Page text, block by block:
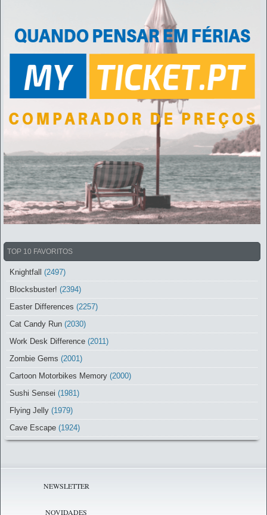
TOP 10 FAVORITOS
Knightfall (2497)
Blocksbuster! (2394)
Easter Differences (2257)
Cat Candy Run (2030)
Work Desk Difference (2011)
Zombie Gems (2001)
Cartoon Motorbikes Memory (2000)
Sushi Sensei (1981)
Flying Jelly (1979)
Cave Escape (1924)
NEWSLETTER
NOVIDADES